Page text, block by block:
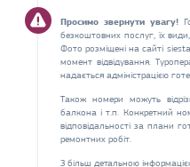
Просимо звернути увагу!
безкоштовних послуг, їх
Фото розміщені на сайті
момент відвідування.
надається адміністрацією
Також номери можуть
балкона і т.п. Конкретний
відповідальності за плани
ремонтних робіт.
З більш детальною